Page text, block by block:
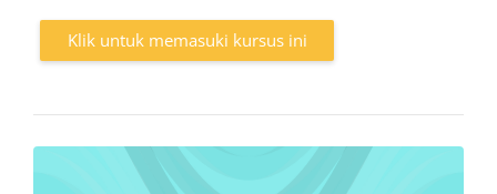
Klik untuk memasuki kursus ini